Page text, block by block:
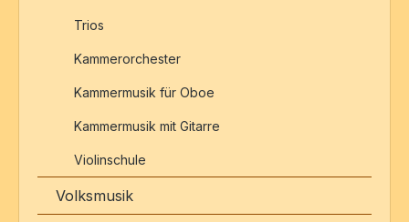
Trios
Kammerorchester
Kammermusik für Oboe
Kammermusik mit Gitarre
Violinschule
Volksmusik